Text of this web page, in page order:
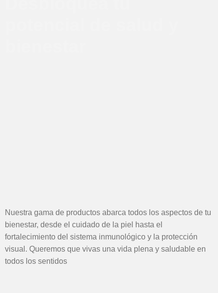
Nuestra gama de productos abarca todos los aspectos de tu
bienestar, desde el cuidado de la piel hasta el
fortalecimiento del sistema inmunológico y la protección
visual. Queremos que vivas una vida plena y saludable en
todos los sentidos